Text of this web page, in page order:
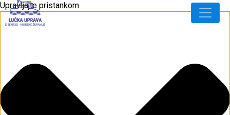
Upravljajte pristankom